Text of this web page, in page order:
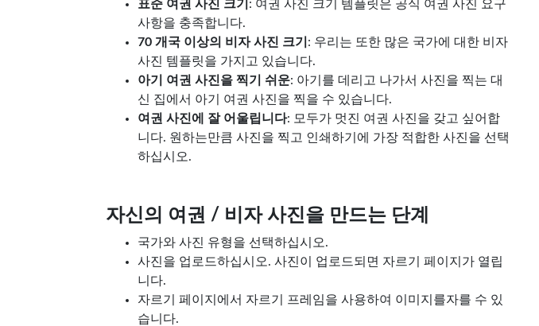
표준 여권 사진 크기 : 여권 사진 크기 템플릿은 공식 여권 사진 요구
사항을 충족합니다.
70 개국 이상의 비자 사진 크기 : 우리는 또한 많은 국가에 대한 비자
사진 템플릿을 가지고 있습니다.
아기 여권 사진을 찍기 쉬운: 아기를 데리고 나가서 사진을 찍는 대
신 집에서 아기 여권 사진을 찍을 수 있습니다.
여권 사진에 잘 어울립니다: 모두가 멋진 여권 사진을 갖고 싶어합
니다. 원하는만큼 사진을 찍고 인쇄하기에 가장 적합한 사진을 선택
하십시오.
자신의 여권 / 비자 사진을 만드는 단계
국가와 사진 유형을 선택하십시오.
사진을 업로드하십시오. 사진이 업로드되면 자르기 페이지가 열립
니다.
자르기 페이지에서 자르기 프레임을 사용하여 이미지를자를 수 있
습니다.